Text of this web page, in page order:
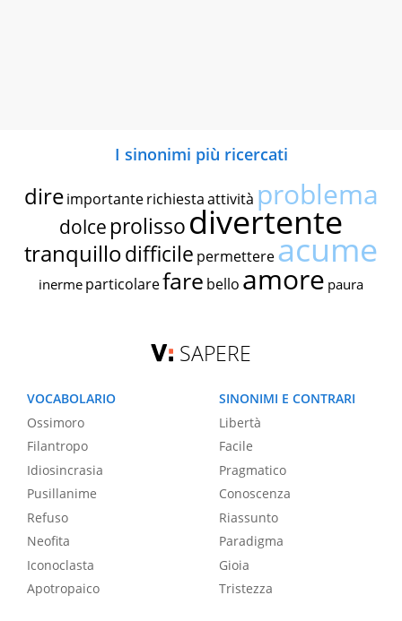
I sinonimi più ricercati
dire importante richiestaattività problema
dolce prolissodivertente
tranquillodifficile permettereacume
inerme particolarefare bello amore paura
SAPERE
VOCABOLARIO
Ossimoro
Filantropo
Idiosincrasia
Pusillanime
Refuso
Neofita
Iconoclasta
Apotropaico
SINONIMI E CONTRARI
Libertà
Facile
Pragmatico
Conoscenza
Riassunto
Paradigma
Gioia
Tristezza